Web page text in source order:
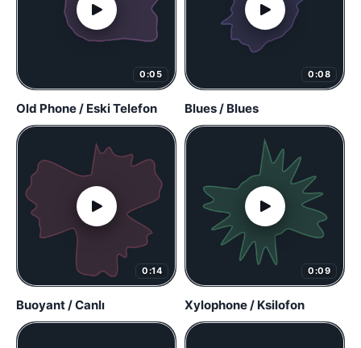
0:05
Old Phone / Eski Telefon
0:08
Blues / Blues
0:14
Buoyant / Canlı
0:09
Xylophone / Ksilofon